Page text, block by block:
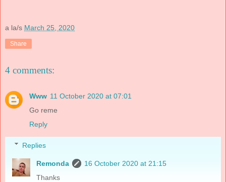
a la/s March 25, 2020
Share
4 comments:
Www 11 October 2020 at 07:01
Go reme
Reply
Replies
Remonda
16 October 2020 at 21:15
Thanks